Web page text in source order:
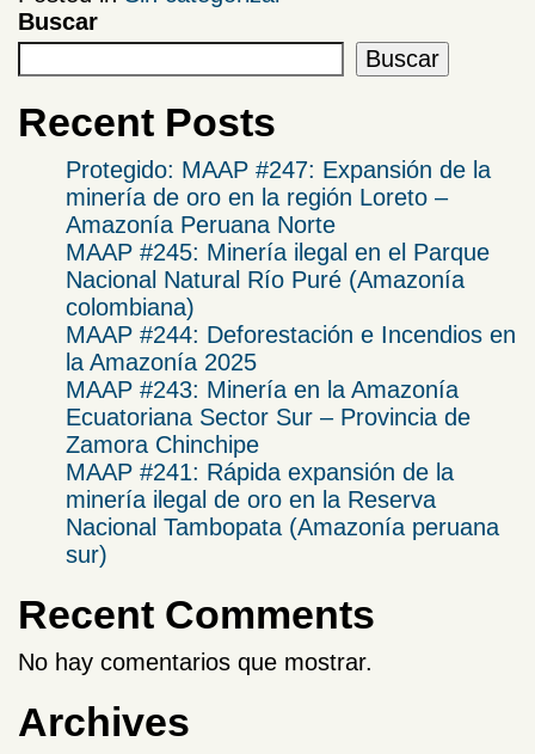
Buscar
Buscar
Recent Posts
Protegido: MAAP #247: Expansión de la
minería de oro en la región Loreto –
Amazonía Peruana Norte
MAAP #245: Minería ilegal en el Parque
Nacional Natural Río Puré (Amazonía
colombiana)
MAAP #244: Deforestación e Incendios en
la Amazonía 2025
​MAAP #243: Minería en la Amazonía
Ecuatoriana Sector Sur – Provincia de
Zamora Chinchipe​
MAAP #241: Rápida expansión de la
minería ilegal de oro en la Reserva
Nacional Tambopata (Amazonía peruana
sur)
Recent Comments
No hay comentarios que mostrar.
Archives